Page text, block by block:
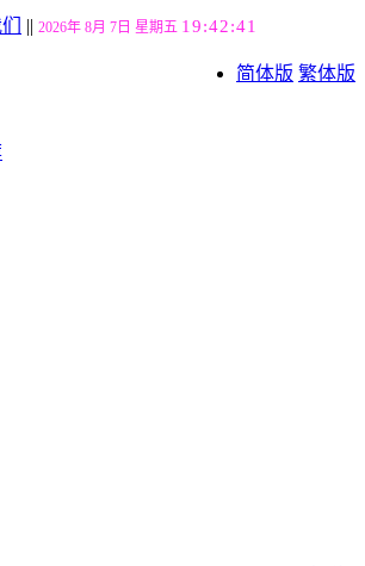
|| 2026年 8月 7日 星期五 19:42:42
简体版 繁体版